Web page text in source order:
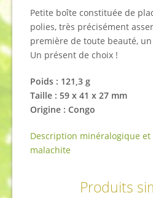
Petite boîte constituée de
polies, très précisément
première de toute beauté,
Un présent de choix !
Poids : 121,3 g
Taille : 59 x 41 x 27 mm
Origine : Congo
Description minéralogique
malachite
Produits